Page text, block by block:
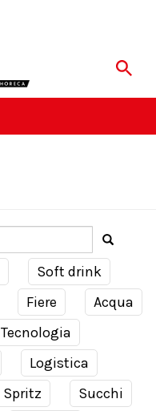
Soft drink
Fiere
Acqua
Tecnologia
Logistica
Spritz
Succhi